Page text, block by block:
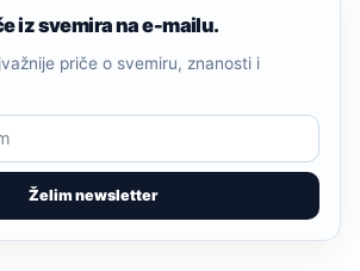
iz svemira na e-mailu.
Želim newsletter
priče o svemiru, znanosti i